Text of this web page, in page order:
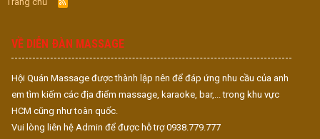
S
VỀ DIỄN ĐÀN MASSAGE
Hội Quán Massage được thành lập nên để đáp ứng nhu cầu của anh
em tìm kiếm các địa điểm massage, karaoke, bar,... trong khu vực
HCM cũng như toàn quốc.
Vui lòng liên hệ Admin để được hỗ trợ 0938.779.777